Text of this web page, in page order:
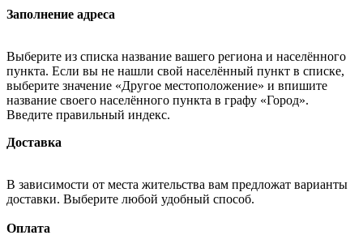
Заполнение адреса
Выберите из списка название вашего региона и населённого
пункта. Если вы не нашли свой населённый пункт в списке,
выберите значение «Другое местоположение» и впишите
название своего населённого пункта в графу «Город».
Введите правильный индекс.
Доставка
В зависимости от места жительства вам предложат варианты
доставки. Выберите любой удобный способ.
Оплата